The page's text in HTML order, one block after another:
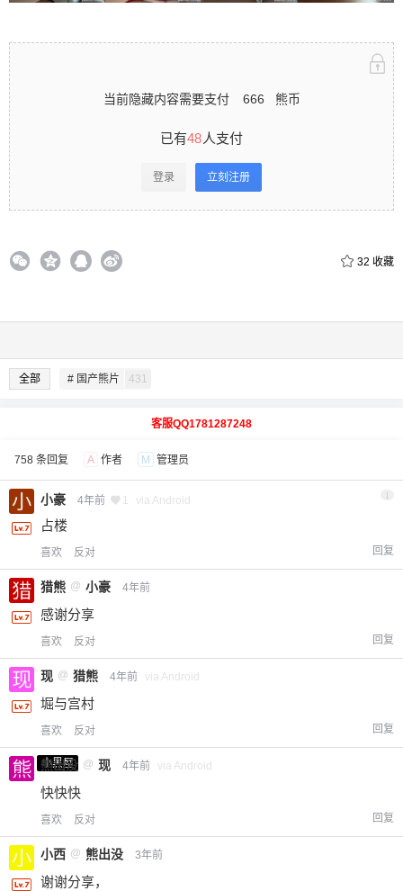
当前隐藏内容需要支付 666 熊币
已有48人支付
登录 立刻注册
32 收藏
全部 # 国产熊片 431
客服QQ1781287248
758 条回复 A 作者 M 管理员
小豪 4年前 1 via Android 1
占楼
喜欢 反对 回复
猎熊 @ 小豪 4年前
感谢分享
喜欢 反对 回复
现 @ 猎熊 4年前 via Android
堀与宫村
喜欢 反对 回复
小黑屋
熊出没 @ 现 4年前 via Android
快快快
喜欢 反对 回复
小西 @ 熊出没 3年前
谢谢分享，